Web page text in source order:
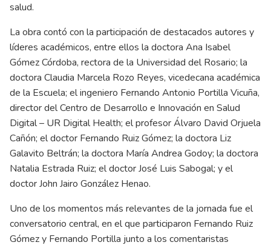
salud.
La obra contó con la participación de destacados autores y
líderes académicos, entre ellos la doctora Ana Isabel
Gómez Córdoba, rectora de la Universidad del Rosario; la
doctora Claudia Marcela Rozo Reyes, vicedecana académica
de la Escuela; el ingeniero Fernando Antonio Portilla Vicuña,
director del Centro de Desarrollo e Innovación en Salud
Digital – UR Digital Health; el profesor Álvaro David Orjuela
Cañón; el doctor Fernando Ruiz Gómez; la doctora Liz
Galavito Beltrán; la doctora María Andrea Godoy; la doctora
Natalia Estrada Ruiz; el doctor José Luis Sabogal; y el
doctor John Jairo González Henao.
Uno de los momentos más relevantes de la jornada fue el
conversatorio central, en el que participaron Fernando Ruiz
Gómez y Fernando Portilla junto a los comentaristas